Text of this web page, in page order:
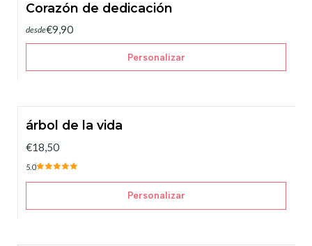
Corazón de dedicación
desde€9,90
Personalizar
árbol de la vida
€18,50
5.0
Personalizar